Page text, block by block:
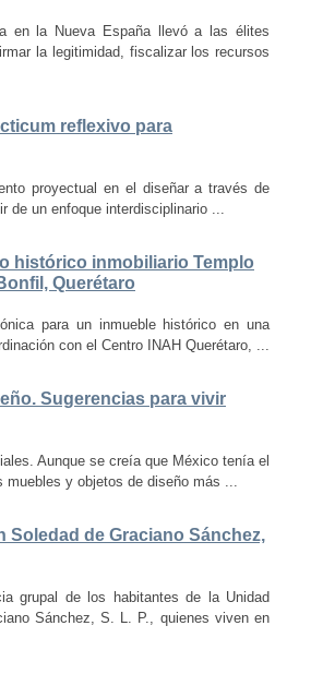
en la Nueva España llevó a las élites
la legitimidad, fiscalizar los recursos
reflexivo para
proyectual en el diseñar a través de
de un enfoque interdisciplinario ...
histórico inmobiliario Templo
Querétaro
para un inmueble histórico en una
con el Centro INAH Querétaro, ...
Sugerencias para vivir
Aunque se creía que México tenía el
muebles y objetos de diseño más ...
Soledad de Graciano Sánchez,
grupal de los habitantes de la Unidad
Sánchez, S. L. P., quienes viven en